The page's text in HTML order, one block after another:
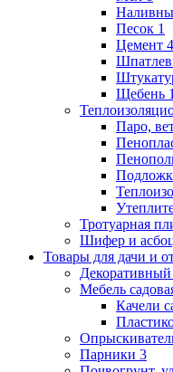
Песок 1
Цемент 4
Щебень 1
Паро,
Тротуарная
Шифер и
Товары для дачи и
Мебель
Качели
Парники 3